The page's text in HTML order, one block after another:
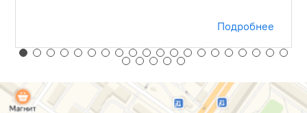
Подробнее